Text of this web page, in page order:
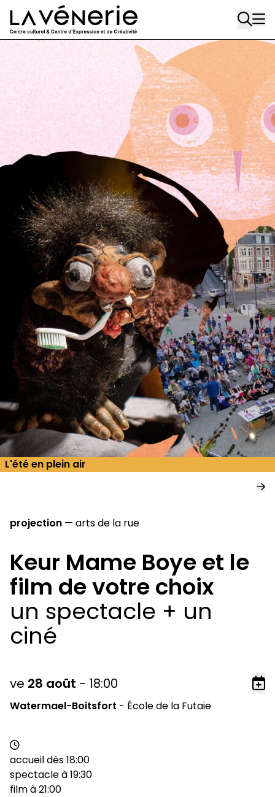
Aller au contenu principal
L'été en plein air
projection — arts de la rue
Keur Mame Boye et le
film de votre choix
un spectacle + un
ciné
ve 28 août - 18:00
Watermael-Boitsfort - École de la Futaie
accueil dès 18:00
spectacle à 19:30
film à 21:00